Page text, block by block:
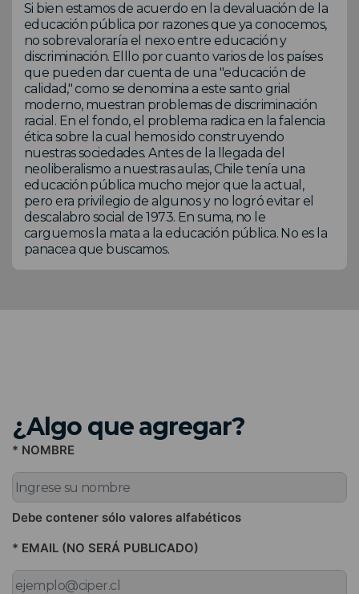
Si bien estamos de acuerdo en la devaluación de la
educación pública por razones que ya conocemos,
no sobrevaloraría el nexo entre educación y
discriminación. Elllo por cuanto varios de los países
que pueden dar cuenta de una "educación de
calidad," como se denomina a este santo grial
moderno, muestran problemas de discriminación
racial. En el fondo, el problema radica en la falencia
ética sobre la cual hemos ido construyendo
nuestras sociedades. Antes de la llegada del
neoliberalismo a nuestras aulas, Chile tenía una
educación pública mucho mejor que la actual,
pero era privilegio de algunos y no logró evitar el
descalabro social de 1973. En suma, no le
carguemos la mata a la educación pública. No es la
panacea que buscamos.
¿Algo que agregar?
* NOMBRE
Debe contener sólo valores alfabéticos
* EMAIL (NO SERÁ PUBLICADO)